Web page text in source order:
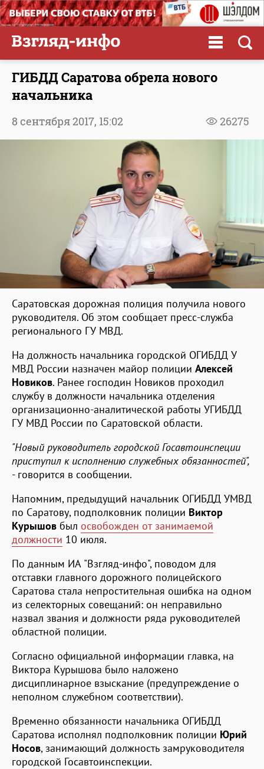
ГИБДД Саратова обрела нового
начальника
26275
8 сентября 2017, 15:02
Саратовская дорожная полиция получила нового
руководителя. Об этом сообщает пресс-служба
регионального ГУ МВД.
На должность начальника городской ОГИБДД У
МВД России назначен майор полиции Алексей
Новиков. Ранее господин Новиков проходил
службу в должности начальника отделения
организационно-аналитической работы УГИБДД
ГУ МВД России по Саратовской области.
"Новый руководитель городской Госавтоинспеции
приступил к исполнению служебных обязанностей",
- говорится в сообщении.
Напомним, предыдущий начальник ОГИБДД УМВД
по Саратову, подполковник полиции Виктор
Курышов был освобожден от занимаемой
должности 10 июля.
По данным ИА "Взгляд-инфо", поводом для
отставки главного дорожного полицейского
Саратова стала непростительная ошибка на одном
из селекторных совещаний: он неправильно
назвал звания и должности ряда руководителей
областной полиции.
Согласно официальной информации главка, на
Виктора Курышова было наложено
дисциплинарное взыскание (предупреждение о
неполном служебном соответствии).
Временно обязанности начальника ОГИБДД
Саратова исполнял подполковник полиции Юрий
Носов, занимающий должность замруководителя
городской Госавтоинспекции.